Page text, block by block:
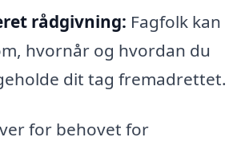
rådgivning: Fagfolk kan
hvornår og hvordan du
dit tag fremadrettet.
for behovet for